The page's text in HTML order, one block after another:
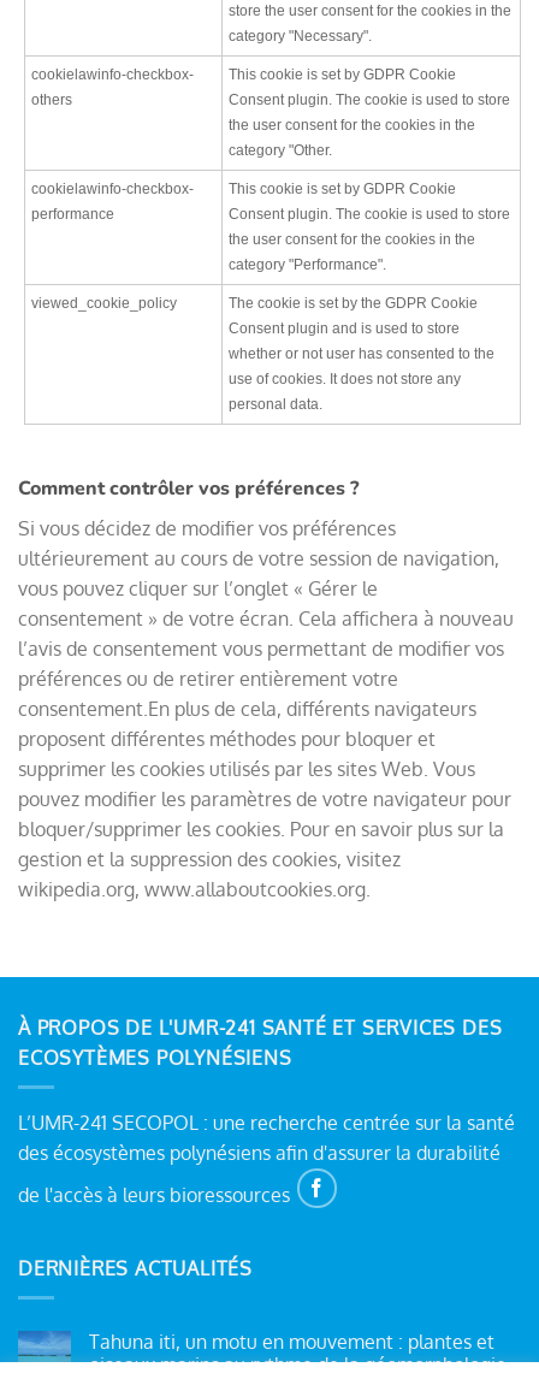
store the user consent for the cookies in the
category "Necessary".
cookielawinfo-checkbox-
others
This cookie is set by GDPR Cookie
Consent plugin. The cookie is used to store
the user consent for the cookies in the
category "Other.
cookielawinfo-checkbox-
performance
This cookie is set by GDPR Cookie
Consent plugin. The cookie is used to store
the user consent for the cookies in the
category "Performance".
viewed_cookie_policy
The cookie is set by the GDPR Cookie
Consent plugin and is used to store
whether or not user has consented to the
use of cookies. It does not store any
personal data.
Comment contrôler vos préférences ?
Si vous décidez de modifier vos préférences
ultérieurement au cours de votre session de navigation,
vous pouvez cliquer sur l’onglet « Gérer le
consentement » de votre écran. Cela affichera à nouveau
l’avis de consentement vous permettant de modifier vos
préférences ou de retirer entièrement votre
consentement.En plus de cela, différents navigateurs
proposent différentes méthodes pour bloquer et
supprimer les cookies utilisés par les sites Web. Vous
pouvez modifier les paramètres de votre navigateur pour
bloquer/supprimer les cookies. Pour en savoir plus sur la
gestion et la suppression des cookies, visitez
wikipedia.org, www.allaboutcookies.org.
À PROPOS DE L'UMR-241 SANTÉ ET SERVICES DES
ECOSYTÈMES POLYNÉSIENS
L’UMR-241 SECOPOL : une recherche centrée sur la santé
des écosystèmes polynésiens afin d'assurer la durabilité
de l'accès à leurs bioressources
DERNIÈRES ACTUALITÉS
Tahuna iti, un motu en mouvement : plantes et
oiseaux marins au rythme de la géomorphologie.